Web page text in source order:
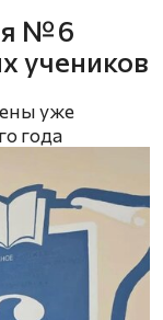
№ 6
учеников
уже
года